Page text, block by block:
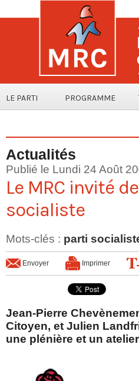
LE PARTI PROGRAMME
Actualités
Publié le Lundi 24 Août
Le MRC invité
socialiste
Mots-clés : parti
Envoyer Imprimer
Jean-Pierre
Citoyen, et Julien
une plénière et un